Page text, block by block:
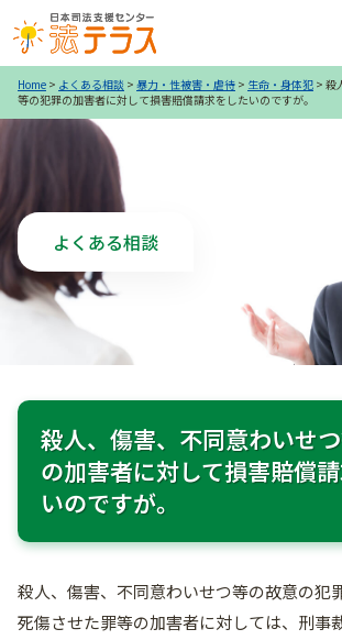
Home > よくある相談 > 暴力・性被害・虐待 > 生命・身体犯 > 殺
等の犯罪の加害者に対して損害賠償請求をしたいのですが。
よくある相談
殺人、傷害、不同意わいせ
の加害者に対して損害賠償
いのですが。
殺人、傷害、不同意わいせつ等の故意の犯
死傷させた罪等の加害者に対しては、刑事